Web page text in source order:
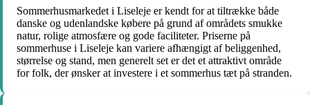
Sommerhusmarkedet i Liseleje er kendt for at tiltrække både
danske og udenlandske købere på grund af områdets smukke
natur, rolige atmosfære og gode faciliteter. Priserne på
sommerhuse i Liseleje kan variere afhængigt af beliggenhed,
størrelse og stand, men generelt set er det et attraktivt område
for folk, der ønsker at investere i et sommerhus tæt på stranden.